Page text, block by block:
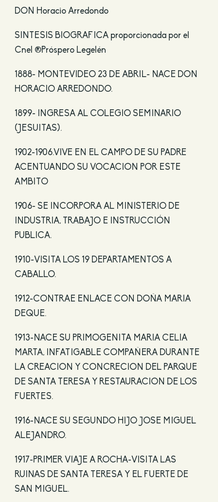
DON Horacio Arredondo
SINTESIS BIOGRAFICA proporcionada por el
Cnel ®Próspero Legelén
1888- MONTEVIDEO 23 DE ABRIL- NACE DON
HORACIO ARREDONDO.
1899- INGRESA AL COLEGIO SEMINARIO
(JESUITAS).
1902-1906.VIVE EN EL CAMPO DE SU PADRE
ACENTUANDO SU VOCACION POR ESTE
AMBITO
1906- SE INCORPORA AL MINISTERIO DE
INDUSTRIA, TRABAJO E INSTRUCCIÓN
PUBLICA.
1910-VISITA LOS 19 DEPARTAMENTOS A
CABALLO.
1912-CONTRAE ENLACE CON DOÑA MARIA
DEQUE.
1913-NACE SU PRIMOGENITA MARIA CELIA
MARTA, INFATIGABLE COMPAÑERA DURANTE
LA CREACION Y CONCRECION DEL PARQUE
DE SANTA TERESA Y RESTAURACION DE LOS
FUERTES.
1916-NACE SU SEGUNDO HIJO JOSE MIGUEL
ALEJANDRO.
1917-PRIMER VIAJE A ROCHA-VISITA LAS
RUINAS DE SANTA TERESA Y EL FUERTE DE
SAN MIGUEL.